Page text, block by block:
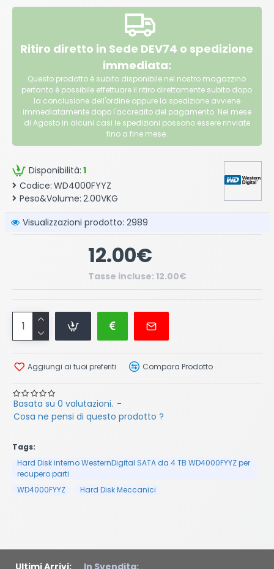
Disponibilità: 1
Codice: WD4000FYYZ
Peso&Volume: 2.00VKG
Visualizzazioni prodotto: 2989
Basata su 0 valutazioni. -
Cosa ne pensi di questo prodotto ?
12.00€
Tasse incluse: 12.00€
Aggiungi ai tuoi preferiti Compara Prodotto
Ritiro diretto in Sede DEV74 o spedizione
immediata:
Questo prodotto è subito disponibile nel nostro magazzino
pertanto è possibile effettuare il ritiro direttamente subito dopo
la conclusione dell'ordine oppure la spedizione avviene
immediatamente dopo l'accredito del pagamento. Nel mese
di Agosto in alcuni casi le spedizioni possono essere rinviate
fino a fine mese.
Tags:
Hard Disk interno WesternDigital SATA da 4 TB WD4000FYYZ per
recupero parti
WD4000FYYZ
Hard Disk Meccanici